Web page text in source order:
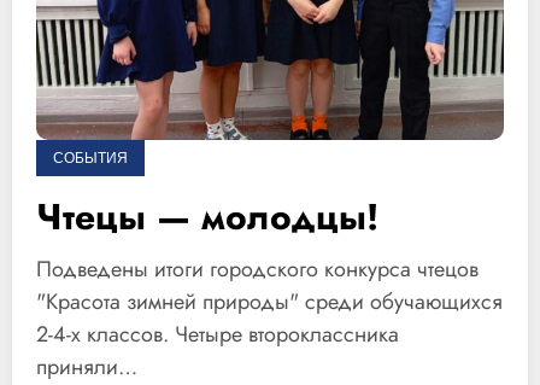
СОБЫТИЯ
Чтецы — молодцы!
Подведены итоги городского конкурса чтецов
"Красота зимней природы" среди обучающихся
2-4-х классов. Четыре второклассника
приняли…